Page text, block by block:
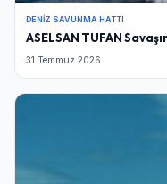
DENIZ SAVUNMA HATTI
ASELSAN TUFAN
31 Temmuz 2026